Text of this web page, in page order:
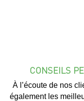
CONSEILS
À l’écoute de nos
également les